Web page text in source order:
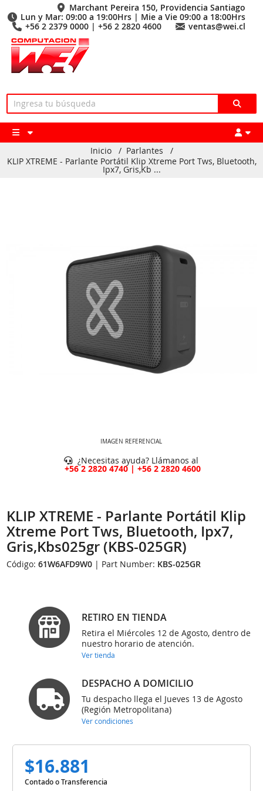
Marchant Pereira 150, Providencia Santiago
Lun y Mar: 09:00 a 19:00Hrs | Mie a Vie 09:00 a 18:00Hrs
+56 2 2379 0000 | +56 2 2820 4600
ventas@wei.cl
Inicio / Parlantes
/
KLIP XTREME - Parlante Portátil Klip Xtreme Port Tws, Bluetooth,
Ipx7, Gris,Kb ...
IMAGEN REFERENCIAL
¿Necesitas ayuda? Llámanos al
+56 2 2820 4740 | +56 2 2820 4600
KLIP XTREME - Parlante Portátil Klip
Xtreme Port Tws, Bluetooth, Ipx7,
Gris,Kbs025gr (KBS-025GR)
Código:61W6AFD9W0 | Part Number: KBS-025GR
RETIRO EN TIENDA
Retira el Miércoles 12 de Agosto, dentro de
nuestro horario de atención.
Ver tienda
DESPACHO A DOMICILIO
Tu despacho llega el Jueves 13 de Agosto
(Región Metropolitana)
Ver condiciones
$16.881
Contado o Transferencia